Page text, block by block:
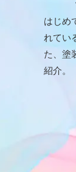
はじめ
れてい
た、塗
紹介。